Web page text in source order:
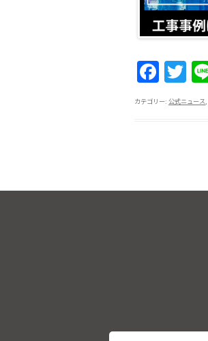
F
a
c
T
w
itt
カテゴリー: 公式ニュース,